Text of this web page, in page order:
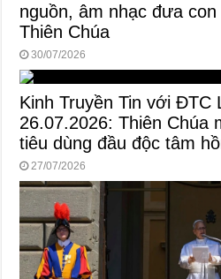
nguồn, âm nhạc đưa
Thiên Chúa
30/07/2026
Kinh Truyền Tin với ĐTC
26.07.2026: Thiên Chúa
tiêu dùng đầu độc tâm
27/07/2026